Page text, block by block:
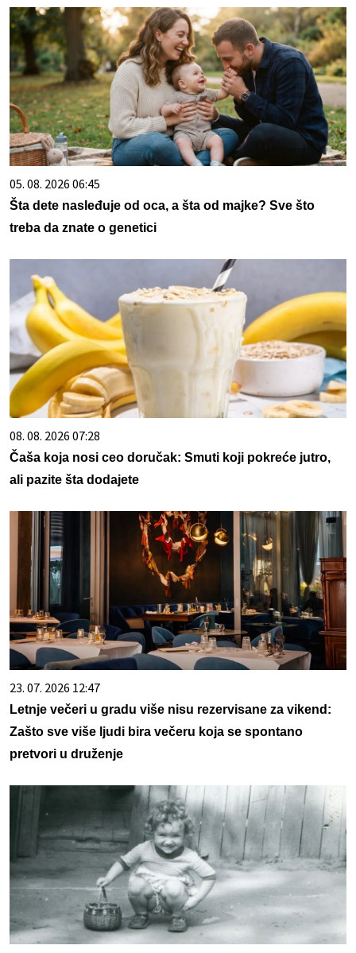
05. 08. 2026 06:45
Šta dete nasleđuje od oca, a šta od majke? Sve što
treba da znate o genetici
08. 08. 2026 07:28
Čaša koja nosi ceo doručak: Smuti koji pokreće jutro,
ali pazite šta dodajete
23. 07. 2026 12:47
Letnje večeri u gradu više nisu rezervisane za vikend:
Zašto sve više ljudi bira večeru koja se spontano
pretvori u druženje